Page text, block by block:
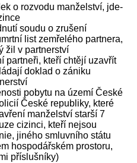
o rozvodu manželství, jde-
soudu o zrušení
list zemřelého partnera,
žil v partnerství
partneři, kteří chtějí uzavřít
doklad o zániku
pobytu na území České
České republiky, které
manželství starší 7
cizinci, kteří nejsou
jiného smluvního státu
hospodářském prostoru,
příslušníky)